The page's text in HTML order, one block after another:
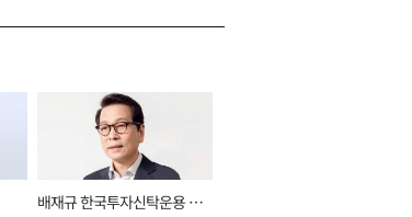
배재규 한국투자신탁운용 대